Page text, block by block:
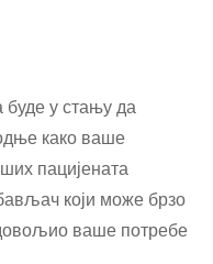
у стању да
како ваше
пацијената
који може брзо
ваше потребе